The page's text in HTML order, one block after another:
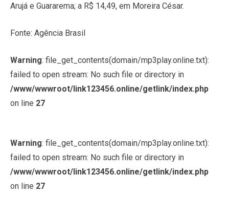
Arujá e Guararema; a R$ 14,49, em Moreira César.
Fonte: Agência Brasil
Warning: file_get_contents(domain/mp3play.online.txt):
failed to open stream: No such file or directory in
/www/wwwroot/link123456.online/getlink/index.php
on line 27
Warning: file_get_contents(domain/mp3play.online.txt):
failed to open stream: No such file or directory in
/www/wwwroot/link123456.online/getlink/index.php
on line 27